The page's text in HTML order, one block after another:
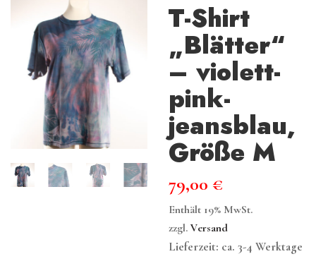
T-Shirt
„Blätter“
– violett-
pink-
jeansblau,
Größe M
79,00 €
Enthält 19% MwSt.
zzgl. Versand
Lieferzeit: ca. 3-4 Werktage